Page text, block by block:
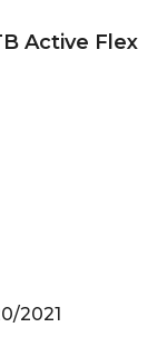
Active Flex
2021